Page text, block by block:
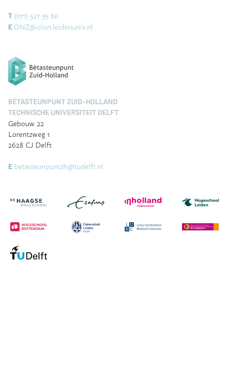
T (071) 527 35 60
E ONZ@iclon.leidenuniv.nl
BÈTASTEUNPUNT ZUID-HOLLAND
TECHNISCHE UNIVERSITEIT DELFT
Gebouw 22
Lorentzweg 1
2628 CJ Delft
E betasteunpuntzh@tudelft.nl